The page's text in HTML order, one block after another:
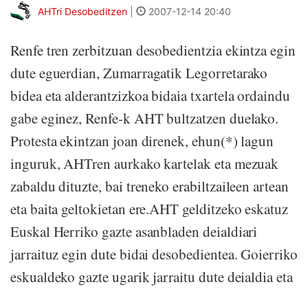
AHTri Desobeditzen 2007-12-14 20:40
Renfe tren zerbitzuan desobedientzia ekintza egin
dute eguerdian, Zumarragatik Legorretarako
bidea eta alderantzizkoa bidaia txartela ordaindu
gabe eginez, Renfe-k AHT bultzatzen duelako.
Protesta ekintzan joan direnek, ehun(*) lagun
inguruk, AHTren aurkako kartelak eta mezuak
zabaldu dituzte, bai treneko erabiltzaileen artean
eta baita geltokietan ere.AHT gelditzeko eskatuz
Euskal Herriko gazte asanbladen deialdiari
jarraituz egin dute bidai desobedientea. Goierriko
eskualdeko gazte ugarik jarraitu dute deialdia eta